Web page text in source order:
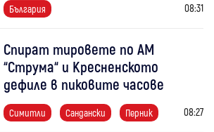
България 08:31
Спират тировете по АМ
“Струма“ и Кресненското
дефиле в пиковите часове
Симитли Сандански Перник 08:27